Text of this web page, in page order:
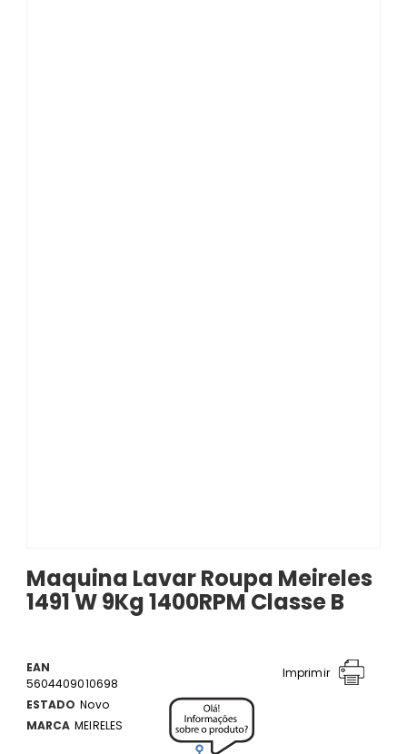
Maquina Lavar Roupa Meireles
1491 W 9Kg 1400RPM Classe B
EAN
5604409010698
ESTADO Novo
MARCA MEIRELES
Imprimir